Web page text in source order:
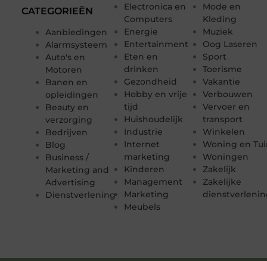
CATEGORIEËN
Aanbiedingen
Alarmsysteem
Auto's en
Motoren
Banen en
opleidingen
Beauty en
verzorging
Bedrijven
Blog
Business /
Marketing and
Advertising
Dienstverlening
Electronica en
Computers
Energie
Entertainment
Eten en
drinken
Gezondheid
Hobby en vrije
tijd
Huishoudelijk
Industrie
Internet
marketing
Kinderen
Management
Marketing
Meubels
Mode en
Kleding
Muziek
Oog Laseren
Sport
Toerisme
Vakantie
Verbouwen
Vervoer en
transport
Winkelen
Woning en
Woningen
Zakelijk
Zakelijke